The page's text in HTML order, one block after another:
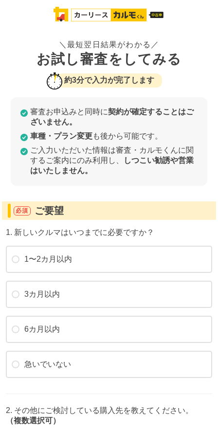
＼最短翌日結果がわかる／
お試し審査をしてみる
約3分で入力が完了します
審査お申込みと同時に契約が確定することはご
ざいません。
車種・プラン変更も後から可能です。
ご入力いただいた情報は審査・カルモくんに関
するご案内にのみ利用し、
しつこい勧誘や営業
はいたしません。
必須 ご要望
1. 新しいクルマはいつまでに必要ですか？
1〜2カ月以内
3カ月以内
6カ月以内
急いでいない
2. その他にご検討している購入先を教えてください。
（複数選択可）